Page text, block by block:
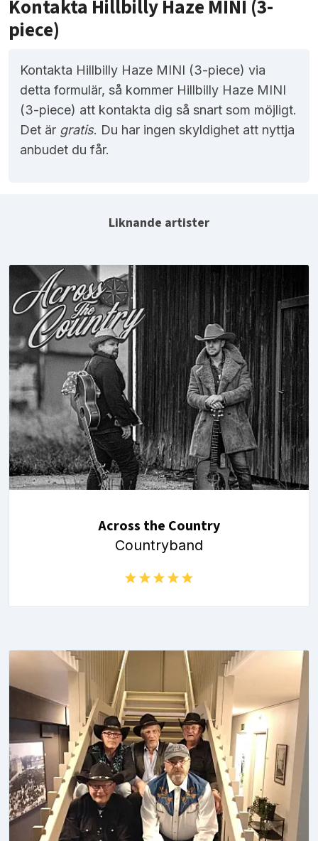
Kontakta Hillbilly Haze MINI (3-
piece)
Kontakta Hillbilly Haze MINI (3-piece) via
detta formulär, så kommer Hillbilly Haze MINI
(3-piece) att kontakta dig så snart som möjligt.
Det är gratis. Du har ingen skyldighet att nyttja
anbudet du får.
Liknande artister
Across the Country
Countryband